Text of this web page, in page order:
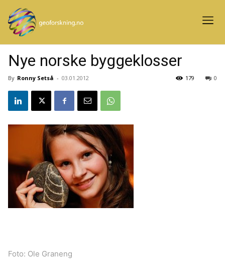
Nye norske byggeklosser
By Ronny Setså - 03.01.2012 0
179
Foto: Ole Graneng